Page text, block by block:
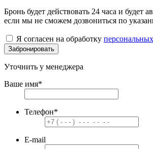
Бронь будет действовать 24 часа и будет
если мы не сможем дозвониться по
Я согласен на обработку
Забронировать
Уточнить у менеджера
Ваше имя*
Телефон*
E-mail